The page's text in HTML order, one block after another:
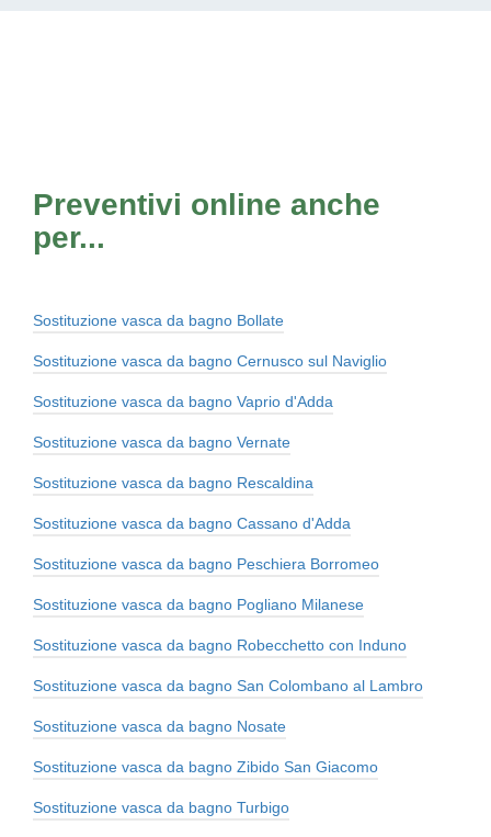
Preventivi online anche
per...
Sostituzione vasca da bagno Bollate
Sostituzione vasca da bagno Cernusco sul Naviglio
Sostituzione vasca da bagno Vaprio d'Adda
Sostituzione vasca da bagno Vernate
Sostituzione vasca da bagno Rescaldina
Sostituzione vasca da bagno Cassano d'Adda
Sostituzione vasca da bagno Peschiera Borromeo
Sostituzione vasca da bagno Pogliano Milanese
Sostituzione vasca da bagno Robecchetto con Induno
Sostituzione vasca da bagno San Colombano al Lambro
Sostituzione vasca da bagno Nosate
Sostituzione vasca da bagno Zibido San Giacomo
Sostituzione vasca da bagno Turbigo